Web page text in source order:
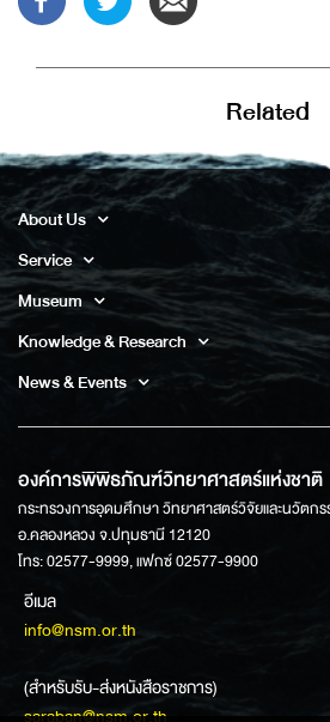
Related
About Us
Service
Museum
Knowledge & Research
News & Events
องค์การพิพิธภัณฑ์วิทยาศาสตร์แห่งชาติ
กระทรวงการอุดมศึกษา วิทยาศาสตร์วิจัยและนวัตก
อ.คลองหลวง จ.ปทุมธานี 12120
โทร: 02577-9999, แฟกซ์ 02577-9900
อีเมล
info@nsm.or.th
(สำหรับรับ-ส่งหนังสือราชการ)
saraban@nsm.or.th